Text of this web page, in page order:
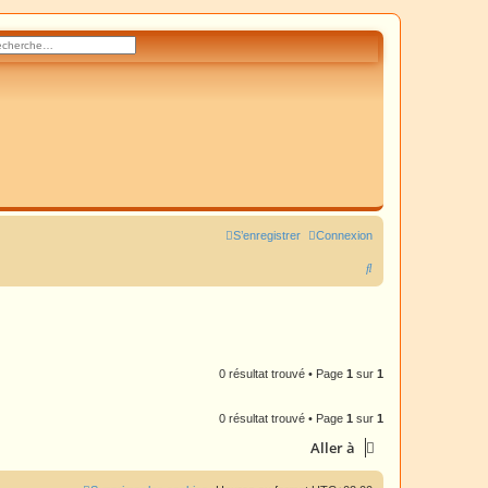
avancée
Connexion
S’enregistrer
R
e
c
h
0 résultat trouvé • Page 1 sur 1
0 résultat trouvé • Page 1 sur 1
Aller à